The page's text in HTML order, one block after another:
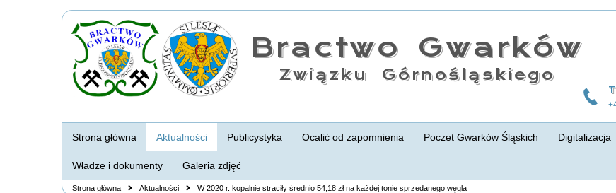
Bractwo Gwarków
Związku Górnośląskiego
Strona główna Aktualności Publicystyka Ocalić od zapomnienia Poczet Gwarków Śląskich Digitalizacja
Władze i dokumenty Galeria zdjęć
Strona główna Aktualności W 2020 r. kopalnie straciły średnio 54,18 zł na każdej tonie sprzedanego węgla